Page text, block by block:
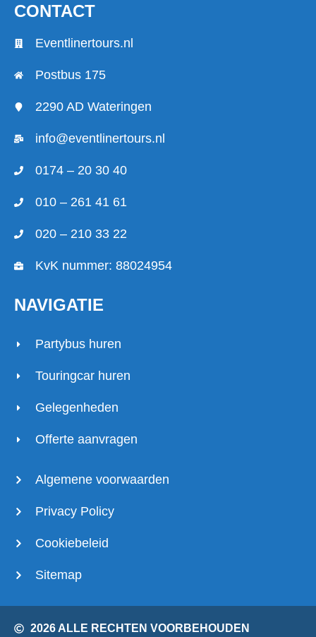
CONTACT
Eventlinertours.nl
Postbus 175
2290 AD Wateringen
info@eventlinertours.nl
0174 – 20 30 40
010 – 261 41 61
020 – 210 33 22
KvK nummer: 88024954
NAVIGATIE
Partybus huren
Touringcar huren
Gelegenheden
Offerte aanvragen
Algemene voorwaarden
Privacy Policy
Cookiebeleid
Sitemap
2026 ALLE RECHTEN VOORBEHOUDEN